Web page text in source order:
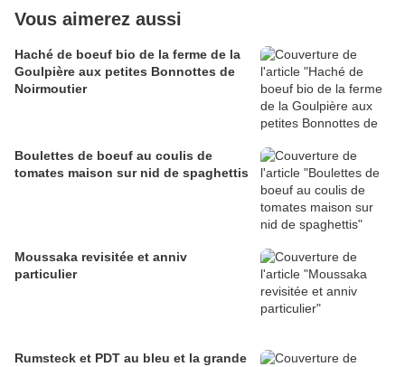
Vous aimerez aussi
Haché de boeuf bio de la ferme de la
Goulpière aux petites Bonnottes de
Noirmoutier
Boulettes de boeuf au coulis de
tomates maison sur nid de spaghettis
Moussaka revisitée et anniv
particulier
Rumsteck et PDT au bleu et la grande